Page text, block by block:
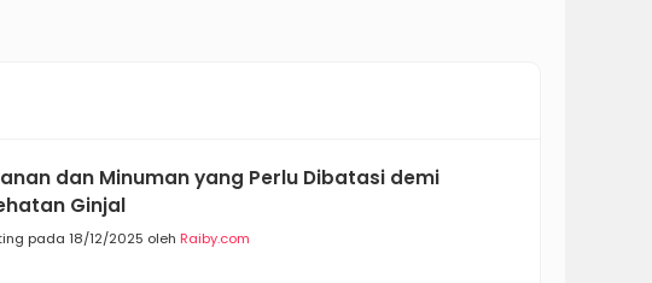
dan Minuman yang Perlu Dibatasi demi
Ginjal
pada 18/12/2025 oleh Raiby.com